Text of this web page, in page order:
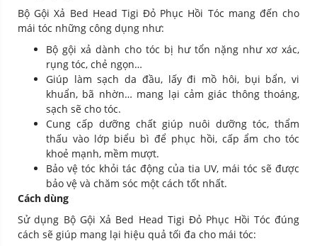
Bộ Gội Xả Bed Head Tigi Đỏ Phục Hồi Tóc mang đến cho
mái tóc những công dụng như:
Bộ gội xả dành cho tóc bị hư tổn nặng như xơ xác,
rụng tóc, chẻ ngọn…
Giúp làm sạch da đầu, lấy đi mồ hôi, bụi bẩn, vi
khuẩn, bã nhờn… mang lại cảm giác thông thoáng,
sạch sẽ cho tóc.
Cung cấp dưỡng chất giúp nuôi dưỡng tóc, thẩm
thấu vào lớp biểu bì để phục hồi, cấp ẩm cho tóc
khoẻ mạnh, mềm mượt.
Bảo vệ tóc khỏi tác động của tia UV, mái tóc sẽ được
bảo vệ và chăm sóc một cách tốt nhất.
Cách dùng
Sử dụng Bộ Gội Xả Bed Head Tigi Đỏ Phục Hồi Tóc đúng
cách sẽ giúp mang lại hiệu quả tối đa cho mái tóc: